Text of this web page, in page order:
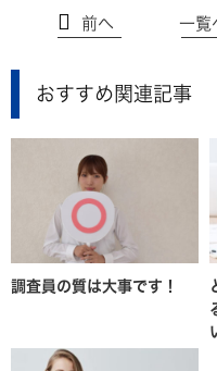
前へ 一覧
おすすめ関連記事
調査員の質は大事です！